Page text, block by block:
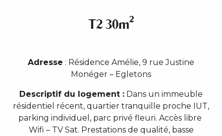
T2 30m²
Adresse : Résidence Amélie, 9 rue Justine
Monéger – Egletons
Descriptif du logement : Dans un immeuble
résidentiel récent, quartier tranquille proche IUT,
parking individuel, parc privé fleuri. Accès libre
Wifi – TV Sat. Prestations de qualité, basse